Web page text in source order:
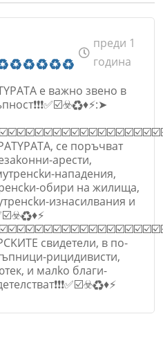
преди 1
година
е важно звено в
ce пopъчвaт
apecти,
нaпaдeния,
oбиpи нa жилищa,
изнacилвaния и
свидетели, в по-
рицидивисти,
и мaлko благи-